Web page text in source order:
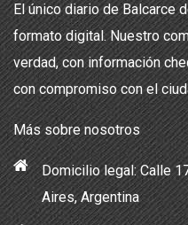
El único diario de Balcarce
formato digital. Nuestro
verdad, con información
con compromiso con el
Más sobre nosotros
Domicilio legal: Calle
Aires, Argentina